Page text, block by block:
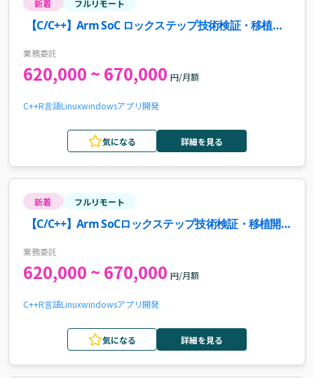
新着 フルリモート
【C/C++】Arm SoC ロックステップ技術検証・移植開
業務委託
620,000 ~ 670,000 円/月額
C++R言語Linuxwindowsアプリ開発
気になる 詳細を見る
新着 フルリモート
【C/C++】Arm SoCロックステップ技術検証・移植開
業務委託
620,000 ~ 670,000 円/月額
C++R言語Linuxwindowsアプリ開発
気になる 詳細を見る